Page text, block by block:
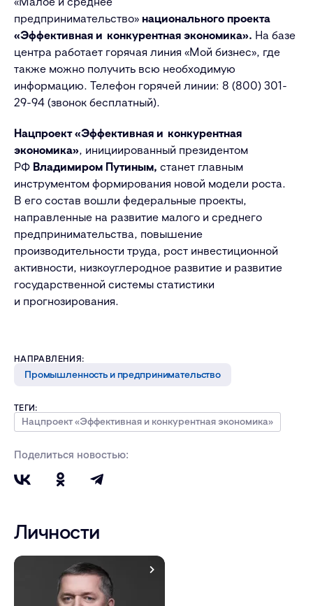
предпринимательство» национального проекта
«Эффективная и конкурентная экономика». На базе
центра работает горячая линия «Мой бизнес», где
также можно получить всю необходимую
информацию. Телефон горячей линии: 8 (800) 301-
29-94 (звонок бесплатный).
Нацпроект «Эффективная и конкурентная
экономика», инициированный президентом
РФ Владимиром Путиным, станет главным
инструментом формирования новой модели роста.
В его состав вошли федеральные проекты,
направленные на развитие малого и среднего
предпринимательства, повышение
производительности труда, рост инвестиционной
активности, низкоуглеродное развитие и развитие
государственной системы статистики
и прогнозирования.
НАПРАВЛЕНИЯ:
Промышленность и предпринимательство
ТЕГИ:
Нацпроект «Эффективная и конкурентная экономика»
Поделиться новостью:
Личности